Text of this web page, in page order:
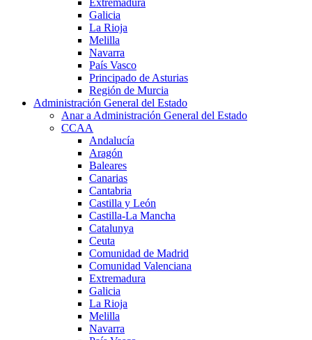
Galicia
La Rioja
Melilla
Navarra
País Vasco
Principado de Asturias
Región de Murcia
Administración General del Estado
Anar a Administración General del Estado
CCAA
Andalucía
Aragón
Baleares
Canarias
Cantabria
Castilla y León
Castilla-La Mancha
Catalunya
Ceuta
Comunidad de Madrid
Comunidad Valenciana
Extremadura
Galicia
La Rioja
Melilla
Navarra